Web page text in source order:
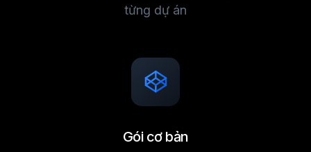
từng dự án
Gói cơ bản